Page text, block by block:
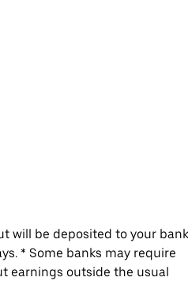
will be deposited to your bank
* Some banks may require
earnings outside the usual